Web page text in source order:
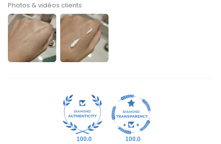
Photos & vidéos clients
100.0 100.0